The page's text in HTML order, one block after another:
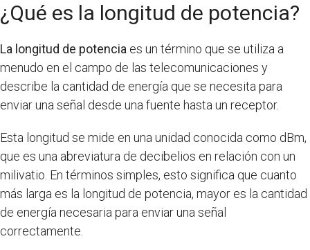
¿Qué es la longitud de potencia?
La longitud de potencia es un término que se utiliza a
menudo en el campo de las telecomunicaciones y
describe la cantidad de energía que se necesita para
enviar una señal desde una fuente hasta un receptor.
Esta longitud se mide en una unidad conocida como dBm,
que es una abreviatura de decibelios en relación con un
milivatio. En términos simples, esto significa que cuanto
más larga es la longitud de potencia, mayor es la cantidad
de energía necesaria para enviar una señal
correctamente.